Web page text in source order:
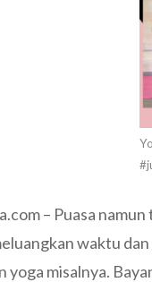
– Puasa
waktu
yoga misalnya.